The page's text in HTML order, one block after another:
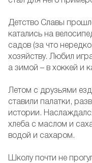
Детство Славы
катались на
садов (за что
хозяйству. Любил
а зимой – в хоккей и
Летом с друзьями
ставили палатки,
истории.
хлеба с маслом и
водой и сахаром.
Школу почти не